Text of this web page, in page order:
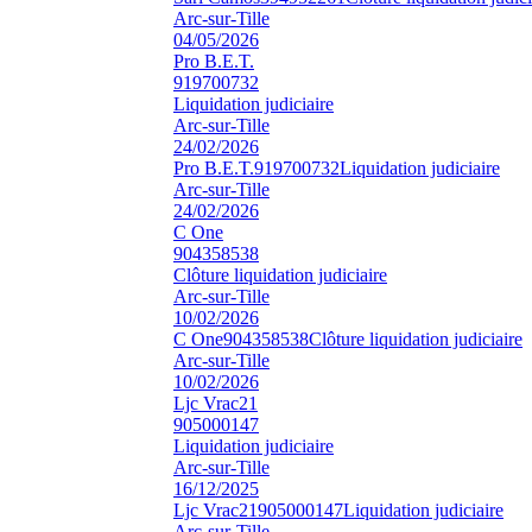
Arc-sur-Tille
04/05/2026
Pro B.E.T.
919700732
Liquidation judiciaire
Arc-sur-Tille
24/02/2026
Pro B.E.T.919700732Liquidation judiciaire
Arc-sur-Tille
24/02/2026
C One
904358538
Clôture liquidation judiciaire
Arc-sur-Tille
10/02/2026
C One904358538Clôture liquidation judiciaire
Arc-sur-Tille
10/02/2026
Ljc Vrac21
905000147
Liquidation judiciaire
Arc-sur-Tille
16/12/2025
Ljc Vrac21905000147Liquidation judiciaire